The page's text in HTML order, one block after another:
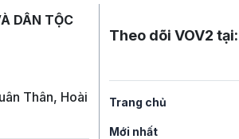
DÂN TỘC
Thân, Hoài
Mạng xã
Theo dõi VOV2 tại:
Trang chủ
Mới nhất